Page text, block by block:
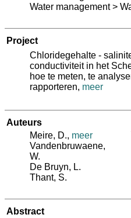
Water management >
Project
Chloridegehalte -
conductiviteit in het
hoe te meten, te
rapporteren, meer
Auteurs
Meire, D., meer
Vandenbruwaene,
W.
De Bruyn, L.
Thant, S.
Abstract